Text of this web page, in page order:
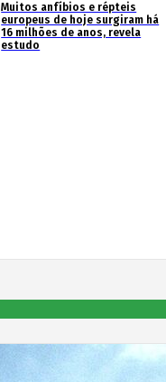
Muitos anfíbios e répteis
europeus de hoje surgiram há
16 milhões de anos, revela
estudo